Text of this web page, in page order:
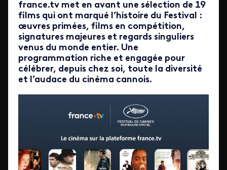
france.tv met en avant une sélection de 19
films qui ont marqué l’histoire du Festival :
œuvres primées, films en compétition,
signatures majeures et regards singuliers
venus du monde entier. Une
programmation riche et engagée pour
célébrer, depuis chez soi, toute la diversité
et l’audace du cinéma cannois.